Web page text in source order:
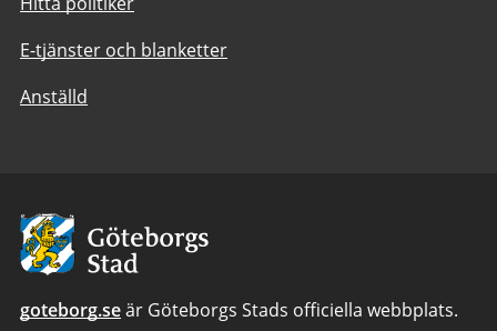
E-tjänster och blanketter
Anställd
Avsändare:
Göteborgs
Stad
goteborg.seär Göteborgs Stads officiella webbplats.